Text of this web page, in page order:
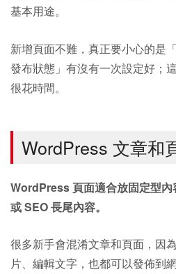
基本用途。
新增頁面不難，真正要小心的是
發布狀態」有沒有一次設定好；
很花時間。
WordPress 文章和
WordPress 頁面適合放固定型
或 SEO 長尾內容。
很多新手會混淆文章和頁面，因
片、編輯文字，也都可以發佈到